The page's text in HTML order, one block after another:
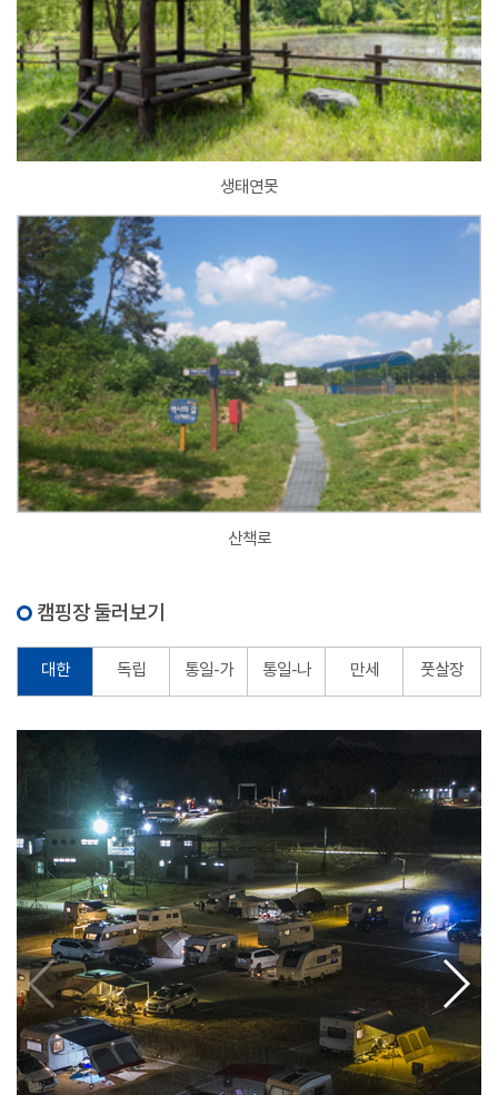
생태연못
산책로
캠핑장 둘러보기
대한 독립 통일-가 통일-나 만세 풋살장